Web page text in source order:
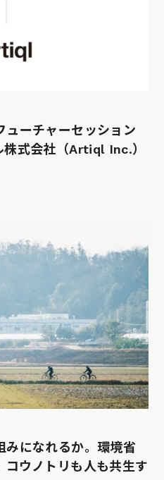
ューチャーセッション
株式会社（Artiql Inc.）
みになれるか。環境省
コウノトリも人も共生す